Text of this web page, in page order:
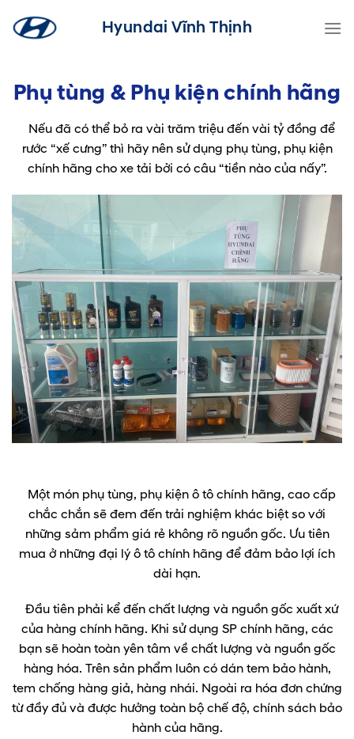
Hyundai Vĩnh Thịnh
Phụ tùng & Phụ kiện chính hãng
Nếu đã có thể bỏ ra vài trăm triệu đến vài tỷ đồng để
rước “xế cưng” thì hãy nên sử dụng phụ tùng, phụ kiện
chính hãng cho xe tải bởi có câu “tiền nào của nấy”.
Một món phụ tùng, phụ kiện ô tô chính hãng, cao cấp
chắc chắn sẽ đem đến trải nghiệm khác biệt so với
những sảm phẩm giá rẻ không rõ nguồn gốc. Ưu tiên
mua ở những đại lý ô tô chính hãng để đảm bảo lợi ích
dài hạn.
Đầu tiên phải kể đến chất lượng và nguồn gốc xuất xứ
của hàng chính hãng. Khi sử dụng SP chính hãng, các
bạn sẽ hoàn toàn yên tâm về chất lượng và nguồn gốc
hàng hóa. Trên sản phẩm luôn có dán tem bảo hành,
tem chống hàng giả, hàng nhái. Ngoài ra hóa đơn chứng
từ đầy đủ và được hưởng toàn bộ chế độ, chính sách bảo
hành của hãng.